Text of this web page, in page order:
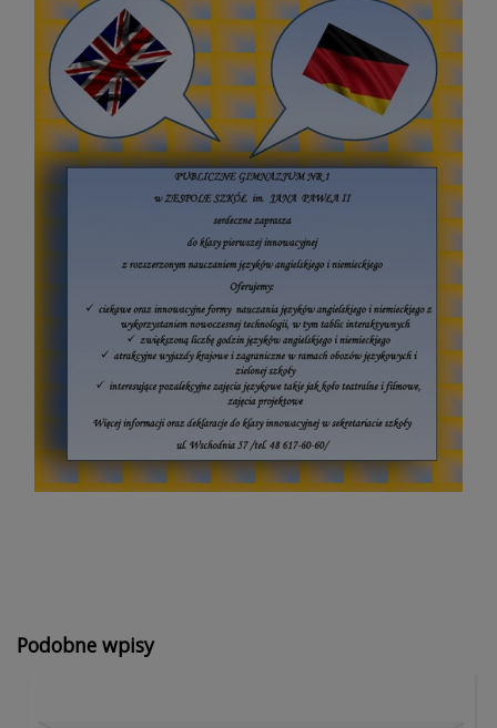
Podobne wpisy